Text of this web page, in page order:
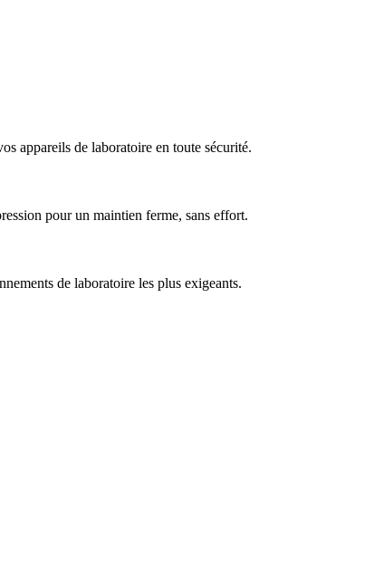
appareils de laboratoire en toute sécurité.
pour un maintien ferme, sans effort.
de laboratoire les plus exigeants.